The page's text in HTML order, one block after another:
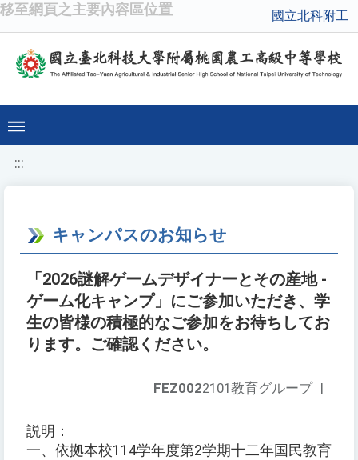
移至網頁之主要內容區位置 國立北科附工
:::
キャンパスのお知らせ
「2026謎解ゲームデザイナーとその産地 -
ゲーム化キャンプ」にご参加いただき、学
生の皆様の積極的なご参加をお待ちしてお
ります。ご確認ください。
FEZ0022101教育グループ |
説明：
一、依拠本校114学年度第2学期十二年国民教育